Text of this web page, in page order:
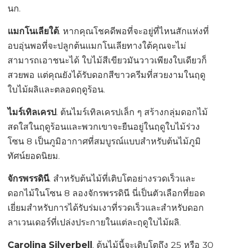
นก.
แมกโนเลียใต้. หากคุณโชคดีพอที่จะอยู่ที่ไหนสักแห่งที่
อบอุ่นพอที่จะปลูกต้นแมกโนเลียทางใต้คุณจะไม่
สามารถเอาชนะได้ ใบไม้สีเขียวมันวาวเพียงใบเดียวก็
สวยพอ แต่คุณยังได้รับดอกสีขาวครีมที่สวยงามในฤดู
ใบไม้ผลิและตลอดฤดูร้อน.
ไมร์เทิลเครป. ต้นไมร์เทิลเครปเล็ก ๆ สร้างกลุ่มดอกไม้
สดใสในฤดูร้อนและพวกเขาจะยืนอยู่ในฤดูใบไม้ร่วง
โซน 8 เป็นภูมิอากาศที่สมบูรณ์แบบสำหรับต้นไม้ภูมิ
ทัศน์ยอดนิยม.
จักรพรรดินี. สำหรับต้นไม้ที่เติบโตอย่างรวดเร็วและ
ดอกไม้ในโซน 8 ลองจักรพรรดินี นี่เป็นตัวเลือกที่ยอด
เยี่ยมสำหรับการได้รับร่มเงาที่รวดเร็วและสำหรับดอก
ลาเวนเดอร์ที่เปล่งประกายในแต่ละฤดูใบไม้ผลิ.
Carolina Silverbell . ต้นไม้นี้จะเติบโตถึง 25 หรือ 30